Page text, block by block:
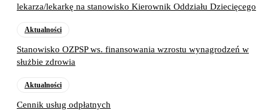
lekarza/lekarkę na stanowisko Kierownik Oddziału Dziecięcego
Aktualności
Stanowisko OZPSP ws. finansowania wzrostu wynagrodzeń w
służbie zdrowia
Aktualności
Cennik usług odpłatnych